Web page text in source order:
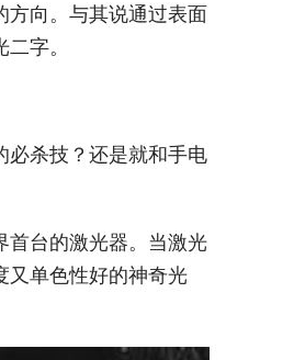
方向。与其说通过表面
字。
必杀技？还是就和手电
首台的激光器。当激光
又单色性好的神奇光